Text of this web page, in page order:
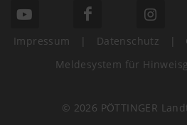
Impressum | Datenschutz |
Meldesystem für
© 2026 PÖTTINGER